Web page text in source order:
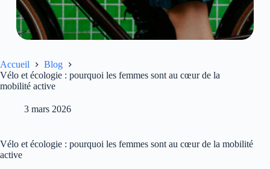
Accueil
Blog
Vélo et écologie : pourquoi les femmes sont au cœur de la
mobilité active
3 mars 2026
Vélo et écologie : pourquoi les femmes sont au cœur de la mobilité
active